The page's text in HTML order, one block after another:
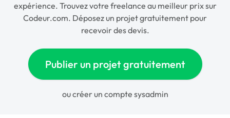
expérience. Trouvez votre freelance au meilleur prix sur
Codeur.com. Déposez un projet gratuitement pour
recevoir des devis.
Publier un projet gratuitement
oucréer un compte sysadmin